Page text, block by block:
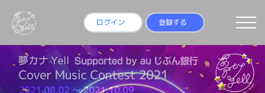
ログイン 登録する